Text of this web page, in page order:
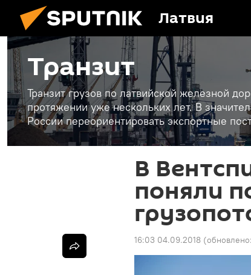
Латвия
Транзит
Транзит грузов по латвийской железной
протяжении уже нескольких лет. В
России переориентировать экспортные
В
поняли
16:03 04.09.2018 (обновлено: